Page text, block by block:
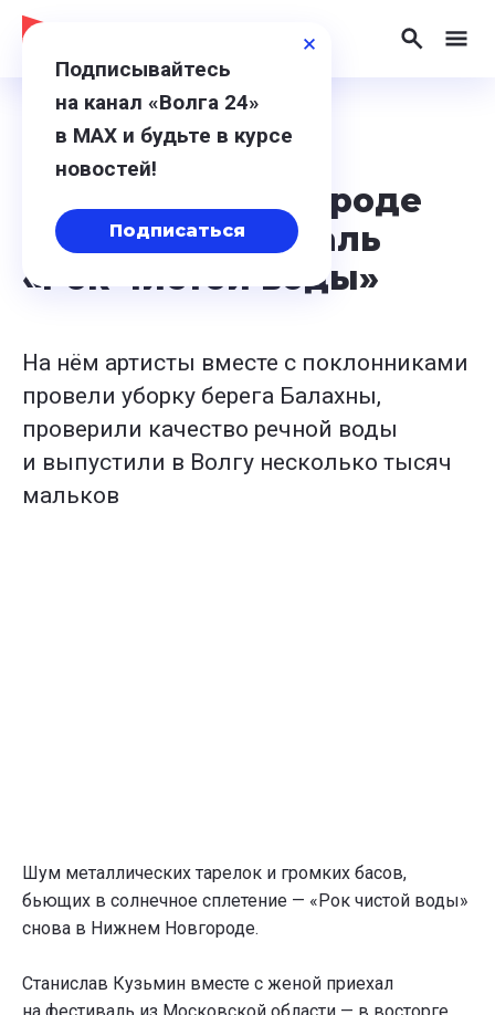
29 июля 2024, 15:22
В Нижнем Новгороде
прошёл фестиваль
«Рок чистой воды»
На нём артисты вместе с поклонниками
провели уборку берега Балахны,
проверили качество речной воды
и выпустили в Волгу несколько тысяч
мальков
Шум металлических тарелок и громких басов,
бьющих в солнечное сплетение — «Рок чистой воды»
снова в Нижнем Новгороде.
Станислав Кузьмин вместе с женой приехал
на фестиваль из Московской области — в восторге
Подписывайтесь
на канал «Волга 24»
в МАХ и будьте в курсе
новостей!
Подписаться